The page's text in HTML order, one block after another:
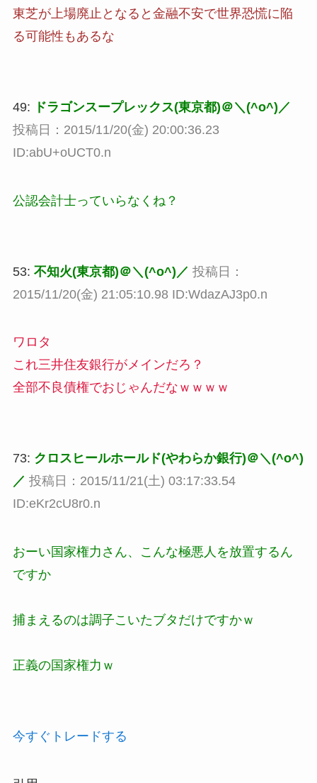
東芝が上場廃止となると金融不安で世界恐慌に陥
る可能性もあるな
49: ドラゴンスープレックス(東京都)＠＼(^o^)／
投稿日：2015/11/20(金) 20:00:36.23
ID:abU+oUCT0.n
公認会計士っていらなくね？
53: 不知火(東京都)＠＼(^o^)／ 投稿日：
2015/11/20(金) 21:05:10.98 ID:WdazAJ3p0.n
ワロタ
これ三井住友銀行がメインだろ？
全部不良債権でおじゃんだなｗｗｗｗ
73: クロスヒールホールド(やわらか銀行)＠＼(^o^)
／ 投稿日：2015/11/21(土) 03:17:33.54
ID:eKr2cU8r0.n
おーい国家権力さん、こんな極悪人を放置するん
ですか
捕まえるのは調子こいたブタだけですかｗ
正義の国家権力ｗ
今すぐトレードする